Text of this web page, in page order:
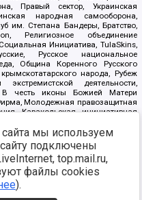
Правый сектор, Украинская
народная самооборона,
им. Степана Бандеры, Братство,
Религиозное объединение
Инициатива, TulaSkins,
Русское национальное
Община Коренного Русского
народа, Рубеж
деятельности,
В честь иконы Божией Матери
Молодежная правозащитная
Каракольская инициативная
Русская республика Русь,
Нация и свобода, W.H.С., Фалунь
клуб-Новокузнецк/РПК,
с коррупцией, Фонд защиты прав
СССР Прикубанского округа г.
documents/7822/
мы используем
подключены
top.mail.ru,
файлы cookies
).